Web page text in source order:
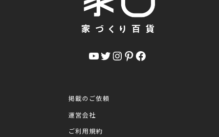
YouTube Twitter InstagramPinterest Facebook
掲載のご依頼
運営会社
ご利用規約